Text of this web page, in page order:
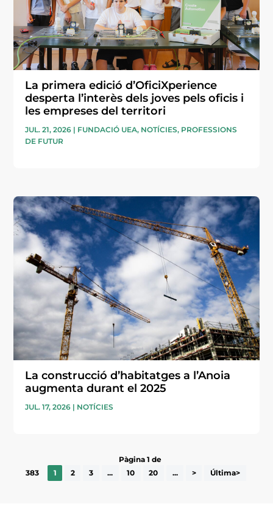
La primera edició d’OficiXperience
desperta l’interès dels joves pels oficis i
les empreses del territori
JUL. 21, 2026 | FUNDACIÓ UEA, NOTÍCIES, PROFESSIONS
DE FUTUR
La construcció d’habitatges a l’Anoia
augmenta durant el 2025
JUL. 17, 2026 | NOTÍCIES
Pàgina 1 de
383
1 2 3 ... 10 20 ... > Última>